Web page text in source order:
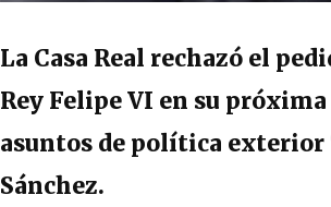
La Casa Real rechazó el
Rey Felipe VI en su
asuntos de política exterior
Sánchez.